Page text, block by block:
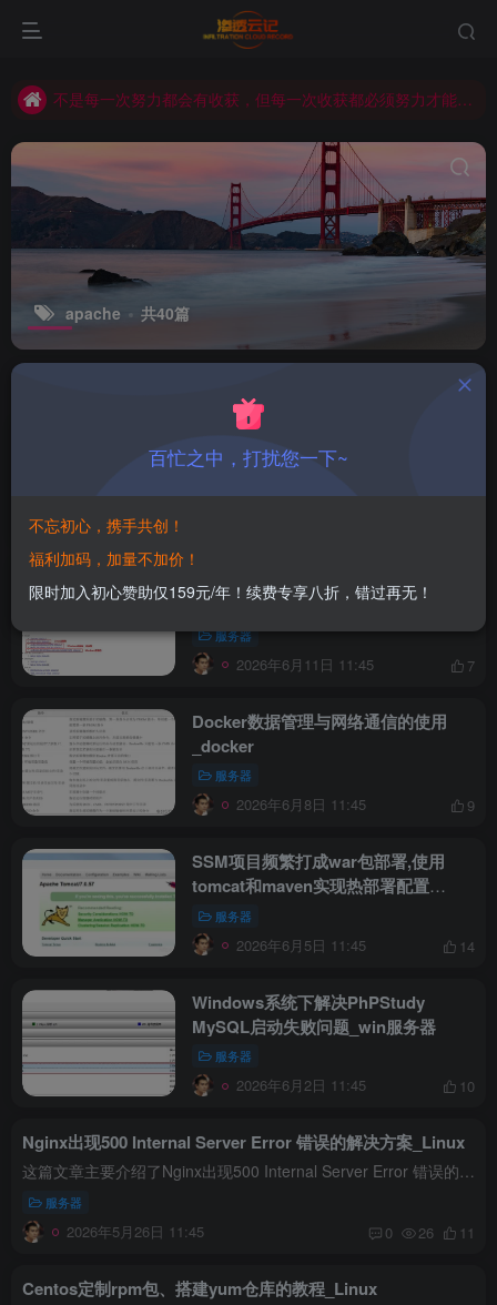
渗透云记 - 官网 www. encenc .com
不是每一次努力都会有收获，但每一次收获都必须努力才能得到。
apache 共40篇
文)_Linux
服务器
在Win10上安装Tomcat服务器及配置
环境变量的详细教程(图文)_Tomcat
服务器
2026年6月11日 11:45 7
Docker数据管理与网络通信的使用
_docker
服务器
2026年6月8日 11:45 9
SSM项目频繁打成war包部署,使用
tomcat和maven实现热部署配置
_Linux
服务器
2026年6月5日 11:45 14
Windows系统下解决PhPStudy
MySQL启动失败问题_win服务器
服务器
2026年6月2日 11:45 10
Nginx出现500 Internal Server Error 错误的解决方案_Linux
这篇文章主要介绍了Nginx出现500 Internal Server Error 错误的解决方案，文中通过示例代码介绍的非常详细，对大家的学习或者工作具有一定的参考学习价值，需要的朋友们下面随着小编来一起学习...
服务器
2026年5月26日 11:45 0 26 11
Centos定制rpm包、搭建yum仓库的教程_Linux
百忙之中，打扰您一下~
不忘初心，携手共创！
福利加码，加量不加价！
限时加入初心赞助仅159元/年！续费专享八折，错过再无！